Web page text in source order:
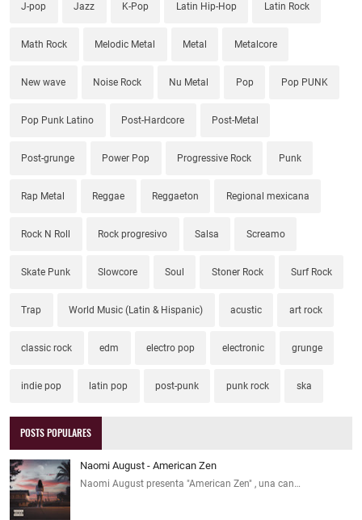
J-pop Jazz K-Pop Latin Hip-Hop Latin Rock
Math Rock Melodic Metal Metal Metalcore
New wave Noise Rock Nu Metal Pop Pop PUNK
Pop Punk Latino Post-Hardcore Post-Metal
Post-grunge Power Pop Progressive Rock Punk
Rap Metal Reggae Reggaeton Regional mexicana
Rock N Roll Rock progresivo Salsa Screamo
Skate Punk Slowcore Soul Stoner Rock Surf Rock
Trap World Music (Latin & Hispanic) acustic art rock
classic rock edm electro pop electronic grunge
indie pop latin pop post-punk punk rock ska
POSTS POPULARES
Naomi August - American Zen
Naomi August presenta "American Zen" , una can…